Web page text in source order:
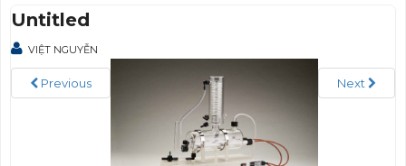
n
a
Untitled
VIỆT NGUYỄN
Previous Next